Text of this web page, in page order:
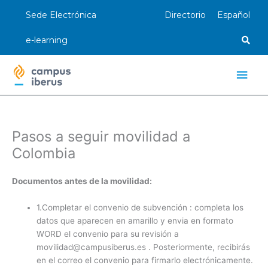
Sede Electrónica
e-learning
Directorio Español
Pasos a seguir movilidad a
Colombia
Documentos antes de la movilidad:
1.Completar el convenio de subvención : completa los
datos que aparecen en amarillo y envia en formato
WORD el convenio para su revisión a
movilidad@campusiberus.es . Posteriormente, recibirás
en el correo el convenio para firmarlo electrónicamente.